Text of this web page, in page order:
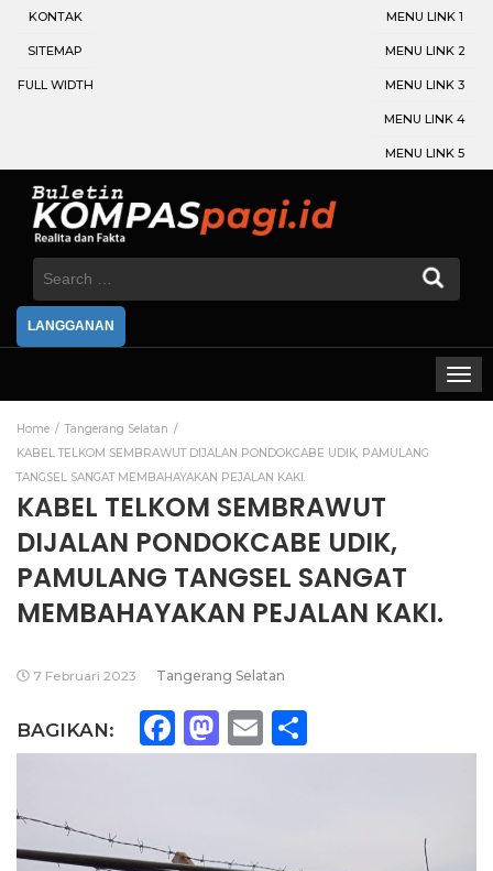
KONTAK
SITEMAP
FULL WIDTH
MENU LINK 1
MENU LINK 2
MENU LINK 3
MENU LINK 4
MENU LINK 5
Search
LANGGANAN
Home
Tangerang Selatan
KABEL TELKOM SEMBRAWUT DIJALAN PONDOKCABE UDIK, PAMULANG
TANGSEL SANGAT MEMBAHAYAKAN PEJALAN KAKI.
KABEL TELKOM SEMBRAWUT
DIJALAN PONDOKCABE UDIK,
PAMULANG TANGSEL SANGAT
MEMBAHAYAKAN PEJALAN KAKI.
7 Februari 2023 Tangerang Selatan
BAGIKAN: Facebook
Mastodon
Email